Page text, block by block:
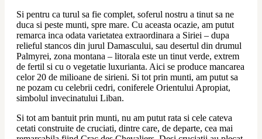
Si pentru ca turul sa fie complet, soferul nostru a tinut sa ne
duca si peste munti, spre mare. Cu aceasta ocazie, am putut
remarca inca odata varietatea extraordinara a Siriei – dupa
relieful stancos din jurul Damascului, sau desertul din drumul
Palmyrei, zona montana – litorala este un tinut verde, extrem
de fertil si cu o vegetatie luxurianta. Aici se produce mancarea
celor 20 de milioane de sirieni. Si tot prin munti, am putut sa
ne pozam cu celebrii cedri, coniferele Orientului Apropiat,
simbolul invecinatului Liban.
Si tot am bantuit prin munti, nu am putut rata si cele cateva
cetati construite de cruciati, dintre care, de departe, cea mai